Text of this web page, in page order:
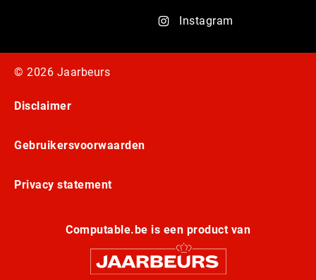
Instagram
© 2026 Jaarbeurs
Disclaimer
Gebruikersvoorwaarden
Privacy statement
Computable.be is een product van